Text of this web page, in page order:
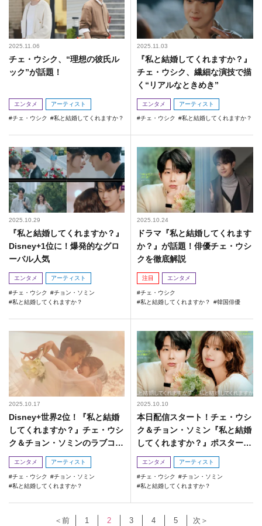
2025.11.06
チェ・ウシク、“理想の彼氏ル
ック”が話題！
エンタメ アーティスト
チェ・ウシク 私と結婚してくれますか？
2025.11.03
『私と結婚してくれますか？』
チェ・ウシク、繊細な演技で描
く“リアルなときめき”
エンタメ アーティスト
チェ・ウシク 私と結婚してくれますか？
2025.10.29
『私と結婚してくれますか？』
Disney+1位に！爆発的なグロ
ーバル人気
エンタメ アーティスト
チェ・ウシク
チョン・ソミン
私と結婚してくれますか？
2025.10.24
ドラマ『私と結婚してくれます
か？』が話題！俳優チェ・ウシ
クを徹底解説
注目 エンタメ
チェ・ウシク
私と結婚してくれますか？
韓国俳優
2025.10.17
Disney+世界2位！『私と結婚
してくれますか？』チェ・ウシ
ク＆チョン・ソミンのラブコメ
が話題
エンタメ アーティスト
チェ・ウシク
チョン・ソミン
私と結婚してくれますか？
2025.10.10
本日配信スタート！チェ・ウシ
ク＆チョン・ソミン『私と結婚
してくれますか？』ポスター＆
予告が到着！
エンタメ アーティスト
チェ・ウシク
チョン・ソミン
私と結婚してくれますか？
＜前 1 2 3 4 5
次＞